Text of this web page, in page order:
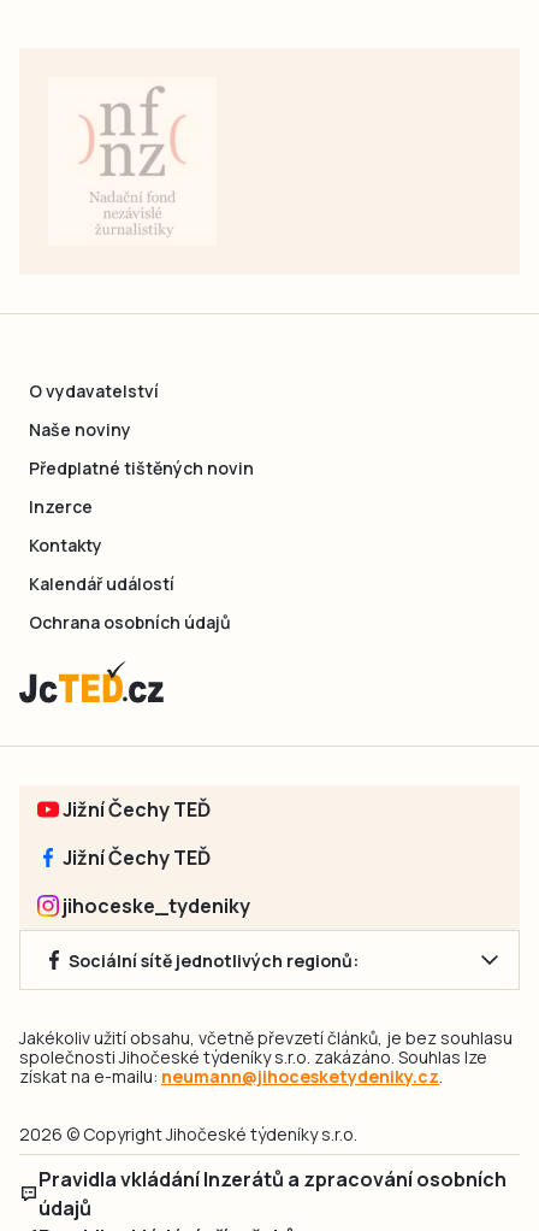
O vydavatelství
Naše noviny
Předplatné tištěných novin
Inzerce
Kontakty
Kalendář událostí
Ochrana osobních údajů
Jižní Čechy TEĎ
Jižní Čechy TEĎ
jihoceske_tydeniky
Sociální sítě jednotlivých regionů:
Jakékoliv užití obsahu, včetně převzetí článků, je bez souhlasu
společnosti Jihočeské týdeníky s.r.o. zakázáno. Souhlas lze
získat na e-mailu: neumann@jihocesketydeniky.cz.
2026 © Copyright Jihočeské týdeníky s.r.o.
Pravidla vkládání Inzerátů a zpracování osobních
údajů